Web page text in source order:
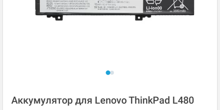
Аккумулятор для Lenovo ThinkPad L480